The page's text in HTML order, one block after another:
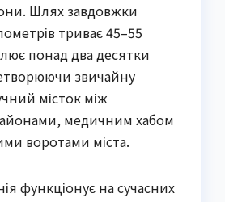
Шлях завдовжки
триває 45–55
понад два десятки
звичайну
місток між
медичним хабом
воротами міста.
функціонує на сучасних